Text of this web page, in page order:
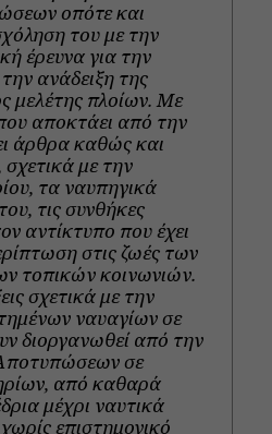
οπότε και
του με την
έρευνα για την
ανάδειξη της
μελέτης πλοίων. Με
αποκτάει από την
άρθρα καθώς και
με την
τα ναυπηγικά
τις συνθήκες
αντίκτυπο που έχει
στις ζωές των
τοπικών κοινωνιών.
σχετικά με την
ναυαγίων σε
διοργανωθεί από την
σε
από καθαρά
μέχρι ναυτικά
επιστημονικό